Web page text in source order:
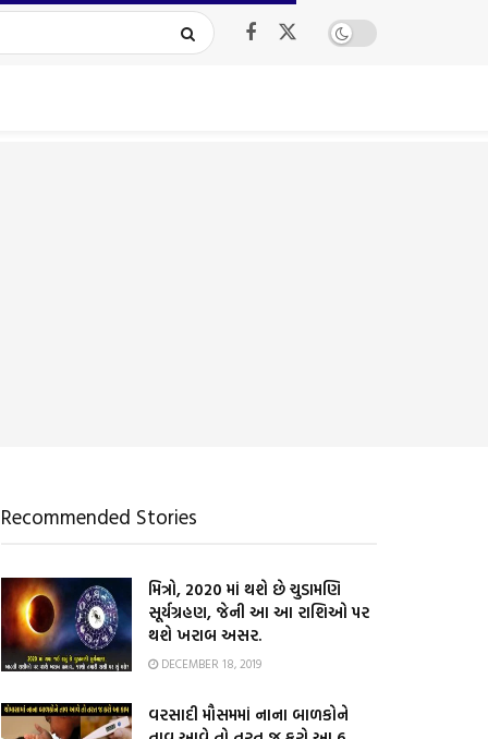
Recommended Stories
મિત્રો, 2020 માં થશે છે ચુડામણિ
સૂર્યગ્રહણ, જેની આ આ રાશિઓ પર
થશે ખરાબ અસર.
DECEMBER 18, 2019
વરસાદી મૌસમમાં નાના બાળકોને